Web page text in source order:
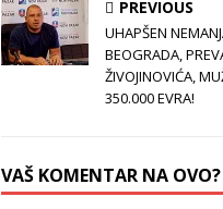
PREVIOUS
UHAPŠEN
BEOGRADA,
ŽIVOJINOVIĆA,
350.000 EVRA!
VAŠ KOMENTAR NA OVO?